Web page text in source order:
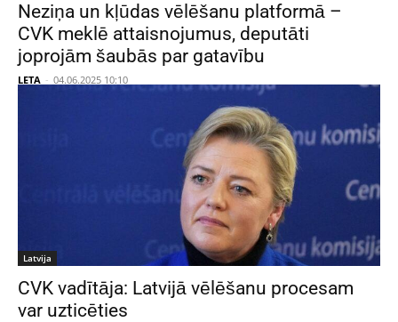
Neziņa un kļūdas vēlēšanu platformā –
CVK meklē attaisnojumus, deputāti
joprojām šaubās par gatavību
LETA - 04.06.2025 10:10
Latvija
CVK vadītāja: Latvijā vēlēšanu procesam
var uzticēties